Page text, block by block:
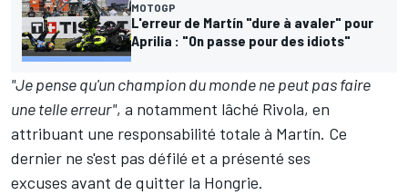
MOTOGP
L'erreur de Martín "dure à avaler" pour
Aprilia : "On passe pour des idiots"
"Je pense qu'un champion du monde ne peut pas faire
une telle erreur", a notamment lâché Rivola, en
attribuant une responsabilité totale à Martín. Ce
dernier ne s'est pas défilé et a présenté ses
excuses avant de quitter la Hongrie.